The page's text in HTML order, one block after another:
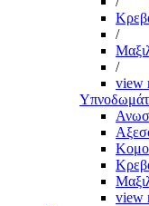
/
/
view
view